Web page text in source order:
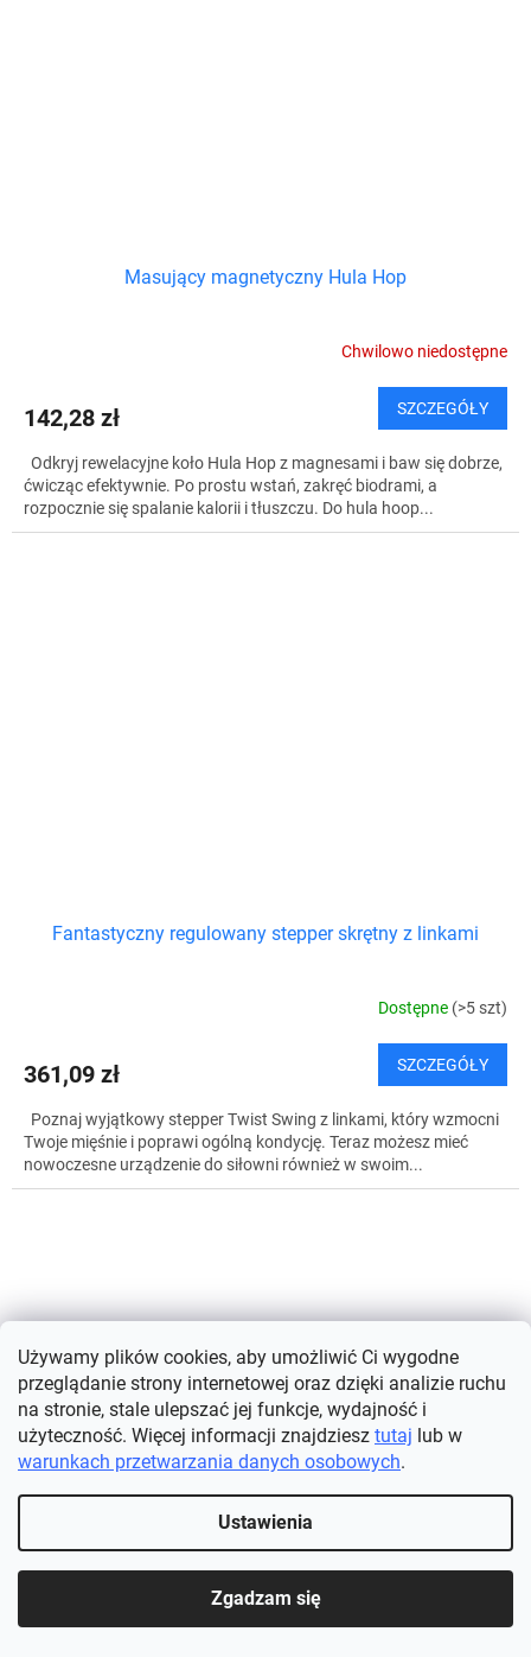
Używamy plików cookies, aby umożliwić Ci wygodne
przeglądanie strony internetowej oraz dzięki analizie ruchu
na stronie, stale ulepszać jej funkcje, wydajność i
użyteczność. Więcej informacji znajdziesz tutaj lub w
warunkach przetwarzania danych osobowych.
Ustawienia
Zgadzam się
Masujący magnetyczny Hula Hop
Chwilowo niedostępne
142,28 zł SZCZEGÓŁY
Odkryj rewelacyjne koło Hula Hop z magnesami i baw się dobrze,
ćwicząc efektywnie. Po prostu wstań, zakręć biodrami, a
rozpocznie się spalanie kalorii i tłuszczu. Do hula hoop...
Fantastyczny regulowany stepper skrętny z linkami
Dostępne (>5 szt)
361,09 zł SZCZEGÓŁY
Poznaj wyjątkowy stepper Twist Swing z linkami, który wzmocni
Twoje mięśnie i poprawi ogólną kondycję. Teraz możesz mieć
nowoczesne urządzenie do siłowni również w swoim...
Żyroskopowa piłka do ćwiczeń nadgarstka Powerball